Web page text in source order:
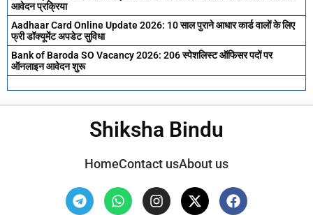
आवेदन प्रक्रिया
Aadhaar Card Online Update 2026: 10 साल पुराने आधार कार्ड वालों के लिए
फ्री डॉक्यूमेंट अपडेट सुविधा
Bank of Baroda SO Vacancy 2026: 206 स्पेशलिस्ट ऑफिसर पदों पर
ऑनलाइन आवेदन शुरू
Shiksha Bindu
HomeContact usAbout us